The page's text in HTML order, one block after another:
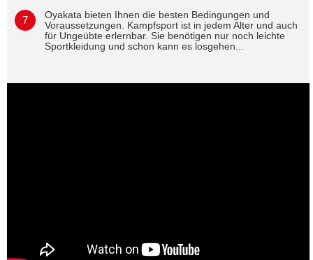
Oyakata bieten Ihnen die besten Bedingungen und
Voraussetzungen. Kampfsport ist in jedem Alter und auch
für Ungeübte erlernbar. Sie benötigen nur noch leichte
Sportkleidung und schon kann es losgehen...